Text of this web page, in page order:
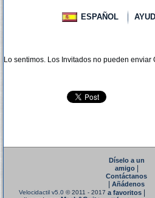
ESPAÑOL
Lo sentimos. Los Invitados no pueden enviar
Velocidactil v5.0 © 2011 - 2017
Díselo a un
amigo|
Contáctanos
Añádenos
a favoritos